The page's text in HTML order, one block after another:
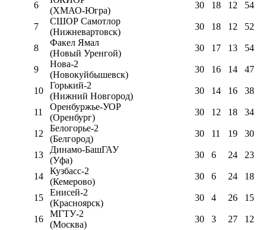
6
(ХМАО-Югра)
30 18 12 54
7
СШОР Самотлор
(Нижневартовск)
30 18 12 52
8
Факел Ямал
(Новый Уренгой)
30 17 13 54
9
Нова-2
(Новокуйбышевск)
30 16 14 47
10
Горький-2
(Нижний Новгород)
30 14 16 38
11
Оренбуржье-УОР
(Оренбург)
30 12 18 34
12
Белогорье-2
(Белгород)
30 11 19 30
13
Динамо-БашГАУ
(Уфа)
30 6 24 23
14
Кузбасс-2
(Кемерово)
30 6 24 18
15
Енисей-2
(Красноярск)
30 4 26 15
16
МГТУ-2
(Москва)
30 3 27 12